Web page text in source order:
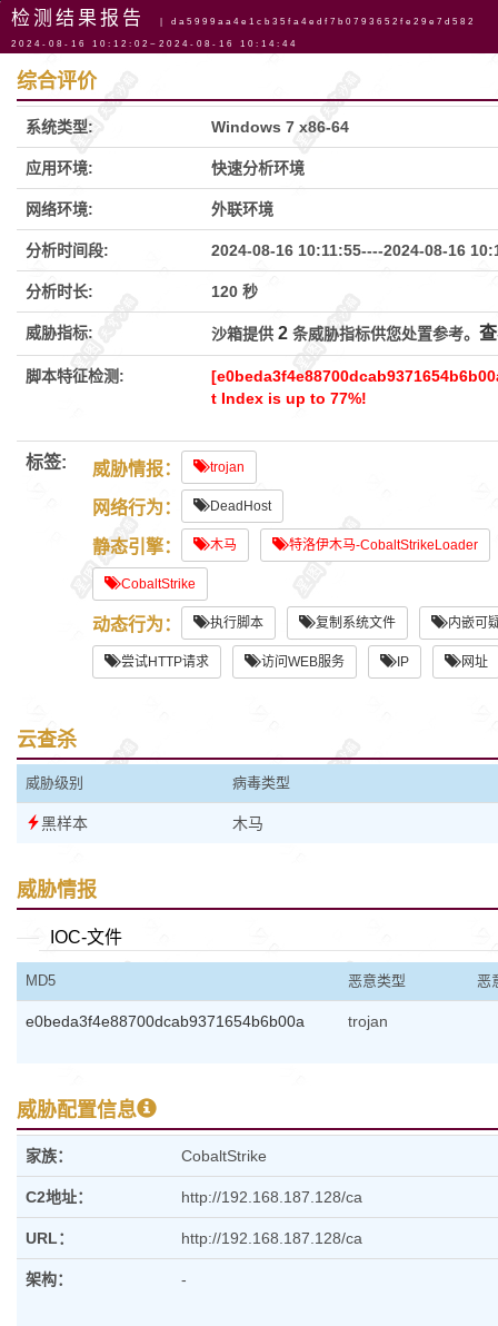
检测结果报告 | da5999aa4e1cb35fa4edf7b0793652fe29e7d582
2024-08-16 10:12:02~2024-08-16 10:14:44
综合评价
系统类型: Windows 7 x86-64
应用环境: 快速分析环境
网络环境: 外联环境
分析时间段: 2024-08-16 10:11:55----2024-08-16
分析时长: 120 秒
威胁指标: 沙箱提供 2 条威胁指标供您处置参考。
脚本特征检测:
t Index is up to 77%!
标签: 威胁情报： trojan
网络行为： DeadHost
静态引擎： 木马 特洛伊木马-CobaltStrikeLoader
CobaltStrike
动态行为： 执行脚本 复制系统文件 内嵌可
尝试HTTP请求 访问WEB服务 IP 网址
云查杀
威胁级别 病毒类型
黑样本 木马
威胁情报
IOC-文件
MD5 恶意类型 恶
e0beda3f4e88700dcab9371654b6b00a trojan
威胁配置信息
家族： CobaltStrike
C2地址： http://192.168.187.128/ca
URL： http://192.168.187.128/ca
架构： -
导航